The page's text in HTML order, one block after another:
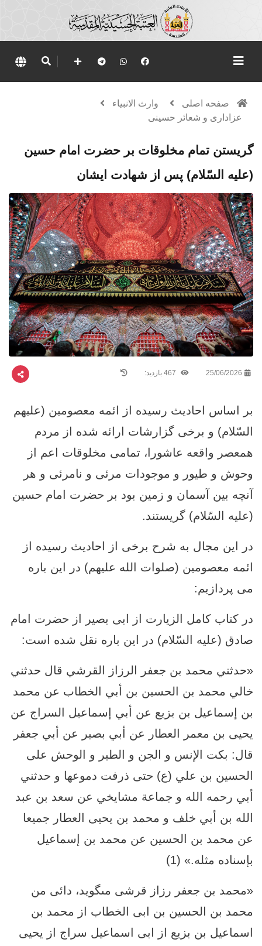
صفحه اصلی
وارث الانبياء
عزاداری و شعائر حسینی
گريستن تمام مخلوقات بر حضرت امام حسين
(علیه السّلام) پس از شهادت ایشان
25/06/2026
بر اساس احادیث رسیده از ائمه معصومین (علیهم
السّلام) و برخی گزارشات ارائه شده از مردم
همعصر واقعه عاشورا، تمامی مخلوقات اعم از
وحوش و طیور و موجودات مرئی و نامرئی و هر
آنچه بین آسمان و زمین بود بر حضرت امام حسین
(علیه السّلام) گریستند.
در این مجال به شرح برخی از احادیث رسیده از
ائمه معصومین (صلوات الله علیهم) در این باره
می پردازیم:
در کتاب کامل الزیارت از ابی بصیر از حضرت امام
صادق (علیه السّلام) در این باره نقل شده است:
«حدثني محمد بن جعفر الرزاز القرشي قال حدثني
خالي محمد بن الحسين بن أبي الخطاب عن محمد
بن إسماعيل بن بزيع عن أبي إسماعيل السراج عن
يحيى بن معمر العطار عن أبي بصير عن أبي جعفر
قال: بكت الإنس و الجن و الطير و الوحش على
الحسين بن علي (ع) حتى ذرفت دموعها و حدثني
أبي رحمه الله و جماعة مشايخي عن سعد بن عبد
الله بن أبي خلف و محمد بن يحيى العطار جميعا
عن محمد بن الحسين عن محمد بن إسماعيل
بإسناده‏ مثله.» (1)
«محمد بن جعفر رزاز قرشى مى‏گويد، دائى من
محمد بن الحسين بن ابى الخطاب از محمد بن
اسماعيل بن بزيع از ابى اسماعيل سراج از يحيى